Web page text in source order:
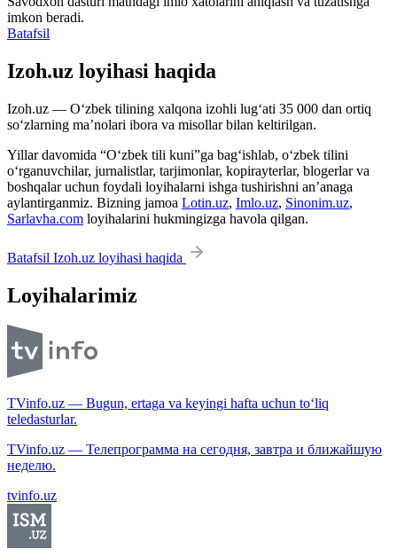
imkon beradi.
Batafsil
Izoh.uz loyihasi haqida
Izoh.uz — O‘zbek tilining xalqona izohli lug‘ati 35 000 dan ortiq
so‘zlarning ma’nolari ibora va misollar bilan keltirilgan.
Yillar davomida “O‘zbek tili kuni”ga bag‘ishlab, o‘zbek tilini
o‘rganuvchilar, jurnalistlar, tarjimonlar, kopirayterlar, blogerlar va
boshqalar uchun foydali loyihalarni ishga tushirishni an’anaga
aylantirganmiz. Bizning jamoa Lotin.uz, Imlo.uz, Sinonim.uz,
Sarlavha.com loyihalarini hukmingizga havola qilgan.
Batafsil Izoh.uz loyihasi haqida
Loyihalarimiz
TVinfo.uz — Bugun, ertaga va keyingi hafta uchun to‘liq
teledasturlar.
TVinfo.uz — Телепрограмма на сегодня, завтра и ближайшую
неделю.
tvinfo.uz